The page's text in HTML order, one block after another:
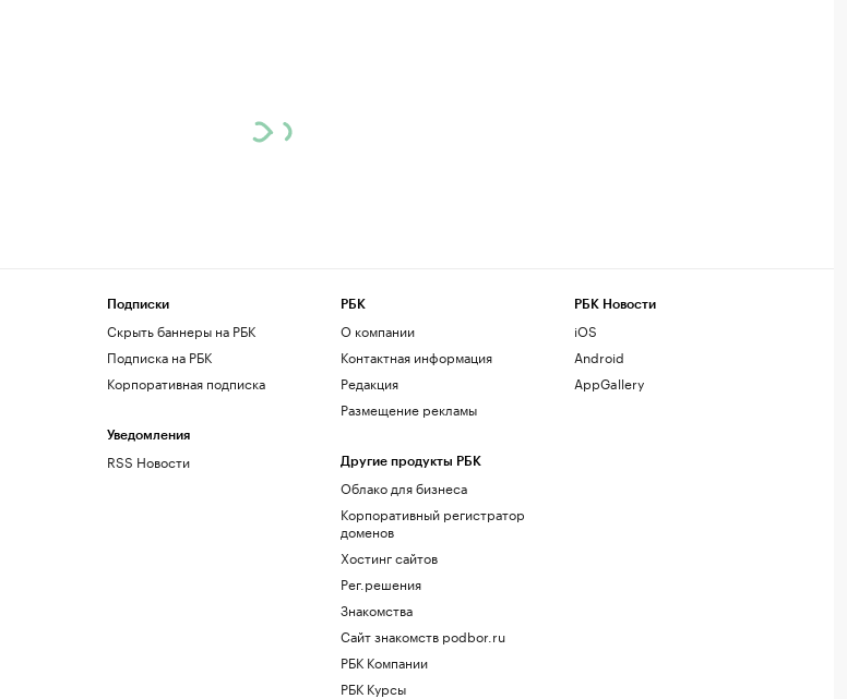
Подписки
Скрыть баннеры на РБК
Подписка на РБК
Корпоративная подписка
Уведомления
RSS Новости
РБК
О компании
Контактная информация
Редакция
Размещение рекламы
Другие продукты РБК
Облако для бизнеса
Корпоративный регистратор
доменов
Хостинг сайтов
Рег.решения
Знакомства
Сайт знакомств podbor.ru
РБК Компании
РБК Курсы
РБК Новости
iOS
Android
AppGallery